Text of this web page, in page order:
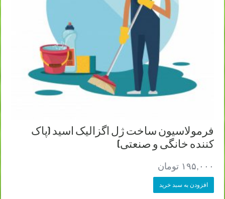
فرمولاسیون ساخت ژل اگزالیک اسید (پاک
کننده خانگی و صنعتی)
۱۹۵,۰۰۰ تومان
افزودن به سبد خرید